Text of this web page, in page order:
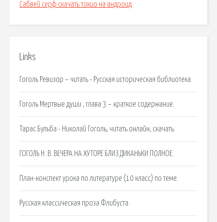
Сабвей серф скачать токио на андроид
Links
Гоголь Ревизор – читать - Русская историческая библиотека.
Гоголь Мертвые души , глава 3 – краткое содержание.
Тарас Бульба - Николай Гоголь, читать онлайн, скачать.
ГОГОЛЬ Н. В. ВЕЧЕРА НА ХУТОРЕ БЛИЗ ДИКАНЬКИ ПОЛНОЕ.
План-конспект урока по литературе (10 класс) по теме.
Русская классическая проза Флибуста.